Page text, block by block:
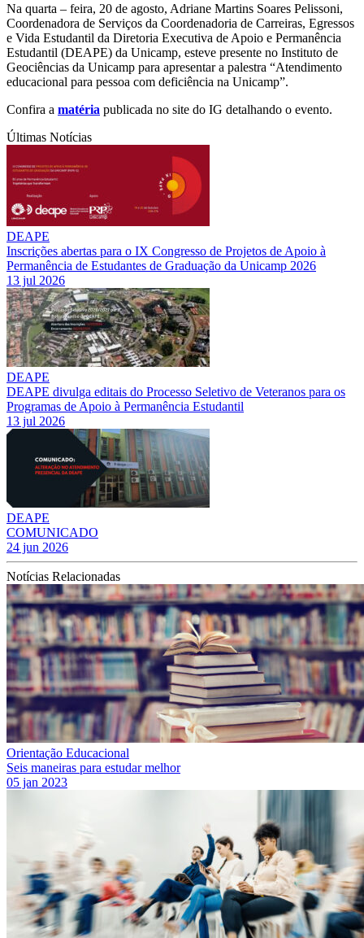
Na quarta – feira, 20 de agosto, Adriane Martins Soares Pelissoni,
Coordenadora de Serviços da Coordenadoria de Carreiras, Egressos
e Vida Estudantil da Diretoria Executiva de Apoio e Permanência
Estudantil (DEAPE) da Unicamp, esteve presente no Instituto de
Geociências da Unicamp para apresentar a palestra “Atendimento
educacional para pessoa com deficiência na Unicamp”.
Confira a matéria publicada no site do IG detalhando o evento.
Últimas Notícias
DEAPE
Inscrições abertas para o IX Congresso de Projetos de Apoio à
Permanência de Estudantes de Graduação da Unicamp 2026
13 jul 2026
DEAPE
DEAPE divulga editais do Processo Seletivo de Veteranos para os
Programas de Apoio à Permanência Estudantil
13 jul 2026
DEAPE
COMUNICADO
24 jun 2026
Notícias Relacionadas
Orientação Educacional
Seis maneiras para estudar melhor
05 jan 2023